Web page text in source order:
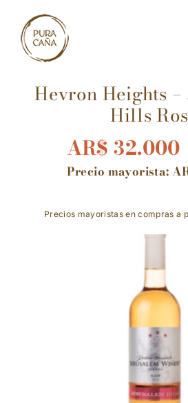
content
Hevron Heights
Hills
AR$ 32.000
Precio mayorista:
Precios mayoristas en compras a